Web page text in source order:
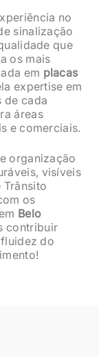
no
sinalização
que
os mais
em placas
expertise em
de cada
áreas
e comerciais.
organização
visíveis
Trânsito
os
Belo
contribuir
do